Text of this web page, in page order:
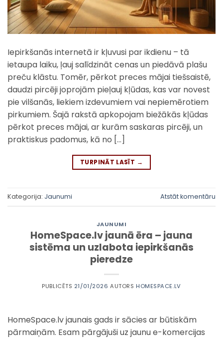
Iepirkšanās internetā ir kļuvusi par ikdienu – tā
ietaupa laiku, ļauj salīdzināt cenas un piedāvā plašu
preču klāstu. Tomēr, pērkot preces mājai tiešsaistē,
daudzi pircēji joprojām pieļauj kļūdas, kas var novest
pie vilšanās, liekiem izdevumiem vai nepiemērotiem
pirkumiem. Šajā rakstā apkopojam biežākās kļūdas
pērkot preces mājai, ar kurām saskaras pircēji, un
praktiskus padomus, kā no […]
TURPINĀT LASĪT →
Kategorija: Jaunumi Atstāt komentāru
JAUNUMI
HomeSpace.lv jaunā ēra – jauna
sistēma un uzlabota iepirkšanās
pieredze
PUBLICĒTS 21/01/2026 AUTORS HOMESPACE.LV
HomeSpace.lv jaunais gads ir sācies ar būtiskām
pārmaiņām. Esam pārgājuši uz jaunu e-komercijas